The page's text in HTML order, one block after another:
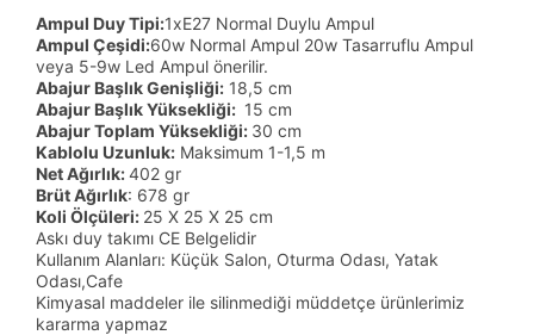
Ampul Duy Tipi:1xE27 Normal Duylu Ampul
Ampul Çeşidi:60w Normal Ampul 20w Tasarruflu Ampul
veya 5-9w Led Ampul önerilir.
Abajur Başlık Genişliği: 18,5 cm
Abajur Başlık Yüksekliği: 15 cm
Abajur Toplam Yüksekliği: 30 cm
Kablolu Uzunluk: Maksimum 1-1,5 m
Net Ağırlık:402 gr
Brüt Ağırlık: 678 gr
Koli Ölçüleri: 25 X 25 X 25 cm
Askı duy takımı CE Belgelidir
Kullanım Alanları: Küçük Salon, Oturma Odası, Yatak
Odası,Cafe
Kimyasal maddeler ile silinmediği müddetçe ürünlerimiz
kararma yapmaz